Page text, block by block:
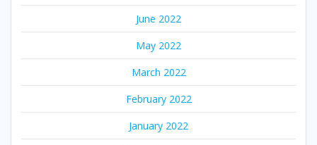
June 2022
May 2022
March 2022
February 2022
January 2022